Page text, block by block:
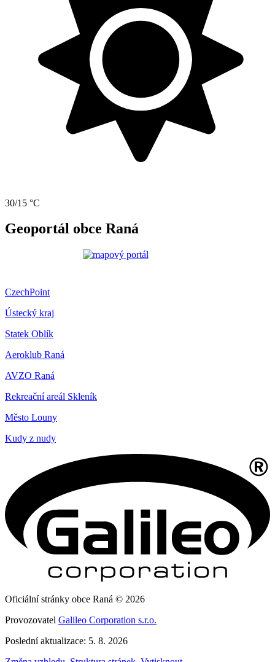
30/15 °C
Geoportál obce Raná
CzechPoint
Ústecký kraj
Statek Oblík
Aeroklub Raná
AVZO Raná
Rekreační areál Skleník
Město Louny
Kudy z nudy
Oficiální stránky obce Raná © 2026
Provozovatel Galileo Corporation s.r.o.
Poslední aktualizace: 5. 8. 2026